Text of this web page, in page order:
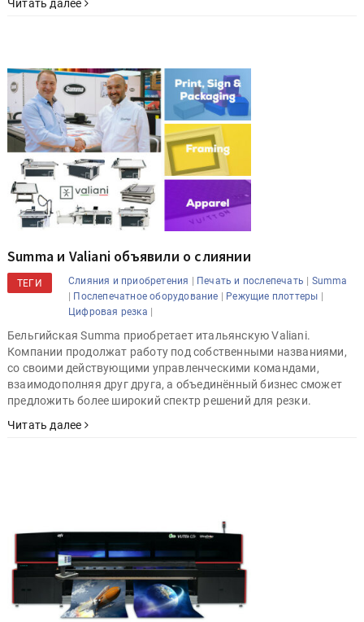
Читать далее
Summa и Valiani объявили о слиянии
ТЕГИ Слияния и приобретения | Печать и послепечать | Summa
| Послепечатное оборудование | Режущие плоттеры |
Цифровая резка |
Бельгийская Summa приобретает итальянскую Valiani.
Компании продолжат работу под собственными названиями,
со своими действующими управленческими командами,
взаимодополняя друг друга, а объединённый бизнес сможет
предложить более широкий спектр решений для резки.
Читать далее